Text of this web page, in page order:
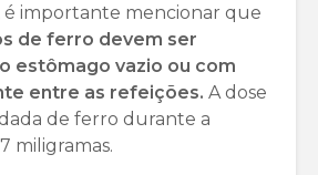
importante mencionar que
de ferro devem ser
estômago vazio ou com
entre as refeições. A dose
de ferro durante a
miligramas.